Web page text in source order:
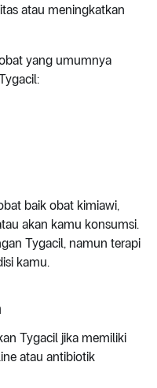
atau meningkatkan
yang umumnya
baik obat kimiawi,
akan kamu konsumsi.
Tygacil, namun terapi
kamu.
Tygacil jika memiliki
atau antibiotik